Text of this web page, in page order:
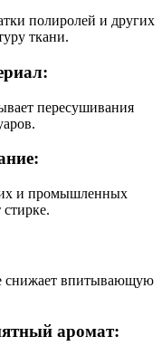
полиролей и других
ткани.
пересушивания
и промышленных
снижает впитывающую
аромат: